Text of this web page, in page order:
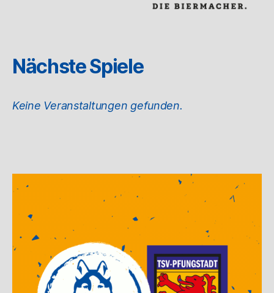
Nächste Spiele
Keine Veranstaltungen gefunden.